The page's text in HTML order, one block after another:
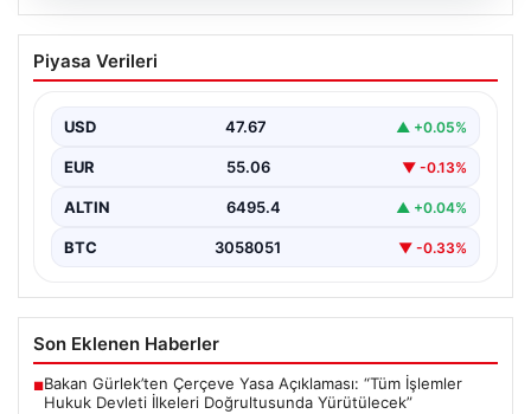
05.08.2026
2026 Kurban Bayramı Emekli
İkramiyeleri Ne Zaman Ödenecek?
milyon emekli vatandaşın gözü kulağı bayram
ikramiyesi…
Piyasa Verileri
USD 47.67 ▲ +0.05%
EUR 55.06 ▼ -0.13%
ALTIN 6495.4 ▲ +0.04%
BTC 3058051 ▼ -0.33%
Son Eklenen Haberler
■Bakan Gürlek’ten Çerçeve Yasa Açıklaması: “Tüm İşlemler
Hukuk Devleti İlkeleri Doğrultusunda Yürütülecek”